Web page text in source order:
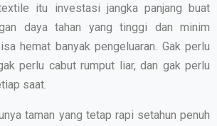
itu investasi jangka panjang buat
daya tahan yang tinggi dan minim
hemat banyak pengeluaran. Gak perlu
perlu cabut rumput liar, dan gak perlu
saat.
taman yang tetap rapi setahun penuh